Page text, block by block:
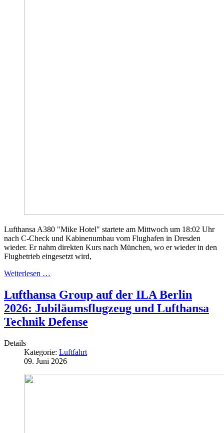
Lufthansa A380 "Mike Hotel" startete am Mittwoch um 18:02 Uhr
nach C-Check und Kabinenumbau vom Flughafen in Dresden
wieder. Er nahm direkten Kurs nach München, wo er wieder in den
Flugbetrieb eingesetzt wird,
Weiterlesen …
Lufthansa Group auf der ILA Berlin
2026: Jubiläumsflugzeug und Lufthansa
Technik Defense
Details
Kategorie: Luftfahrt
09. Juni 2026